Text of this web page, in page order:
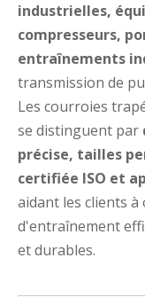
industrielles,
compresseurs,
entraînements
transmission de
Les courroies
se distinguent par
précise, tailles
certifiée ISO et
aidant les clients
d'entraînement
et durables.